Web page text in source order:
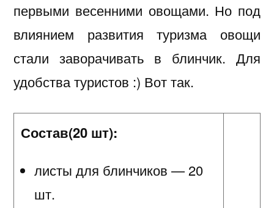
первыми весенними овощами. Но под
влиянием развития туризма овощи
стали заворачивать в блинчик. Для
удобства туристов :) Вот так.
Состав(20 шт):
листы для блинчиков — 20
шт.